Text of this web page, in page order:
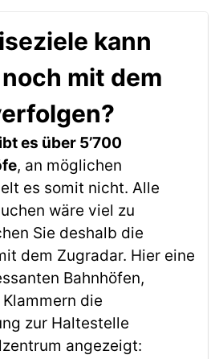
kann
mit dem
es über 5’700
, an möglichen
es somit nicht. Alle
wäre viel zu
Sie deshalb die
dem Zugradar. Hier eine
Bahnhöfen,
die
zur Haltestelle
angezeigt: